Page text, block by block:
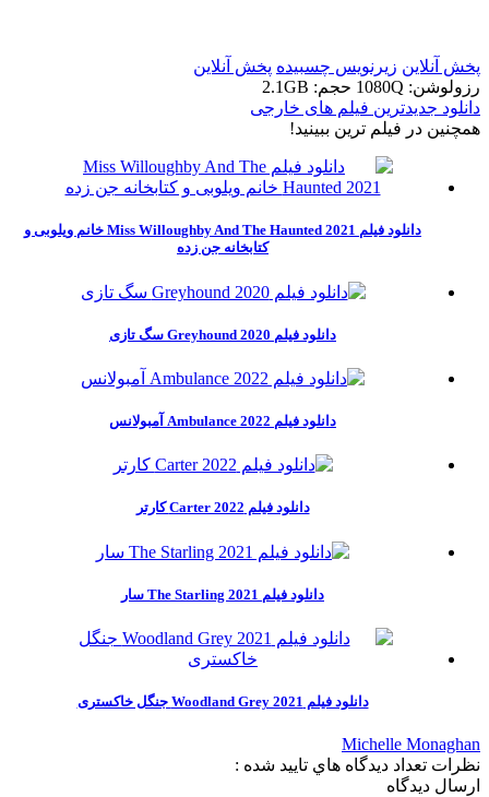
پخش آنلاین زیرنویس چسبیده پخش آنلاین
رزولوشن: 1080Q
حجم: 2.1GB
دانلود جدیدترین فیلم های خارجی
همچنين در فيلم ترين ببينيد!
دانلود فیلم Miss Willoughby And The Haunted 2021 خانم ویلوبی و
کتابخانه جن زده
دانلود فیلم Greyhound 2020 سگ تازی
دانلود فیلم Ambulance 2022 آمبولانس
دانلود فیلم Carter 2022 کارتر
دانلود فیلم The Starling 2021 سار
دانلود فیلم Woodland Grey 2021 جنگل خاکستری
Michelle Monaghan
نظرات تعداد ديدگاه هاي تاييد شده :
ارسال ديدگاه